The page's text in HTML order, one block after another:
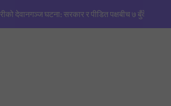
देवानगञ्ज घटना: सरकार र पीडित पक्षबीच ७ बुँदे सहमति,